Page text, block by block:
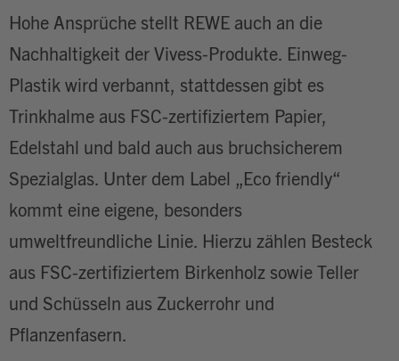
Hohe Ansprüche stellt REWE auch an die
Nachhaltigkeit der Vivess-Produkte. Einweg-
Plastik wird verbannt, stattdessen gibt es
Trinkhalme aus FSC-zertifiziertem Papier,
Edelstahl und bald auch aus bruchsicherem
Spezialglas. Unter dem Label „Eco friendly“
kommt eine eigene, besonders
umweltfreundliche Linie. Hierzu zählen Besteck
aus FSC-zertifiziertem Birkenholz sowie Teller
und Schüsseln aus Zuckerrohr und
Pflanzenfasern.